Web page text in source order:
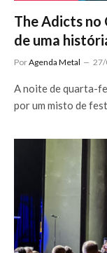
The Adicts no
de uma
PorAgenda Metal
A noite de quarta-
por um misto de